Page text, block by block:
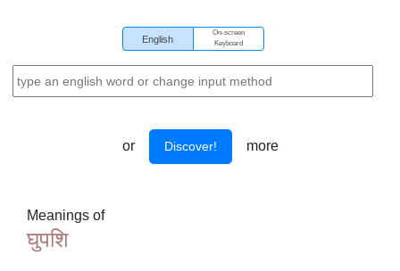
English
On-screen
Keyboard
or Discover! more
Meanings of
घुपशि